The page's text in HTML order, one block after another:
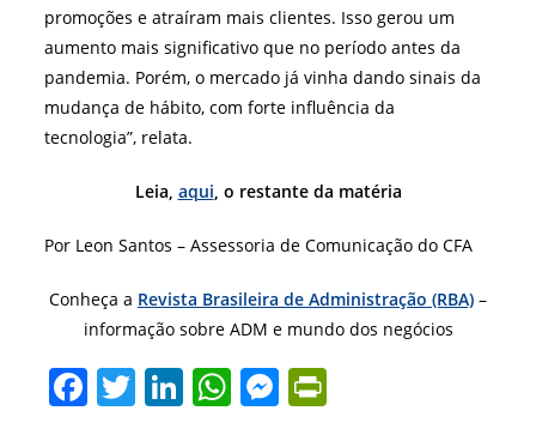
promoções e atraíram mais clientes. Isso gerou um
aumento mais significativo que no período antes da
pandemia. Porém, o mercado já vinha dando sinais da
mudança de hábito, com forte influência da
tecnologia”, relata.
Leia, aqui, o restante da matéria
Por Leon Santos – Assessoria de Comunicação do CFA
Conheça a Revista Brasileira de Administração (RBA) –
informação sobre ADM e mundo dos negócios
F T Li W M